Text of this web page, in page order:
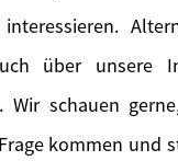
über unsere
Wir schauen
kommen und